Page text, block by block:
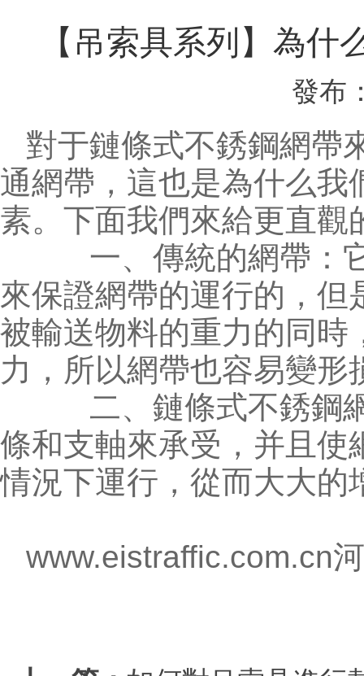
【吊索具系列】為什
發布
對于鏈條式不銹鋼網帶
通網帶，這也是為什么我
素。下面我們來給更直觀
一、傳統的網帶：它
來保證網帶的運行的，
被輸送物料的重力的同時
力，所以網帶也容易變形
二、鏈條式不銹鋼網
條和支軸來承受，并且使
情況下運行，從而大大的
www.eistraffic.com.cn